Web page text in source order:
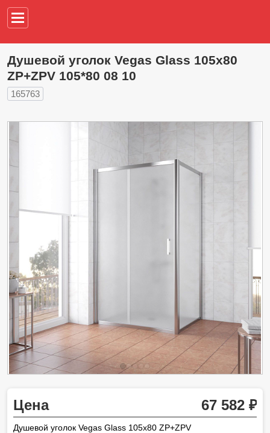
Душевой уголок Vegas Glass 105х80
ZP+ZPV 105*80 08 10
165763
Цена 67 582
Душевой уголок Vegas Glass 105х80 ZP+ZPV